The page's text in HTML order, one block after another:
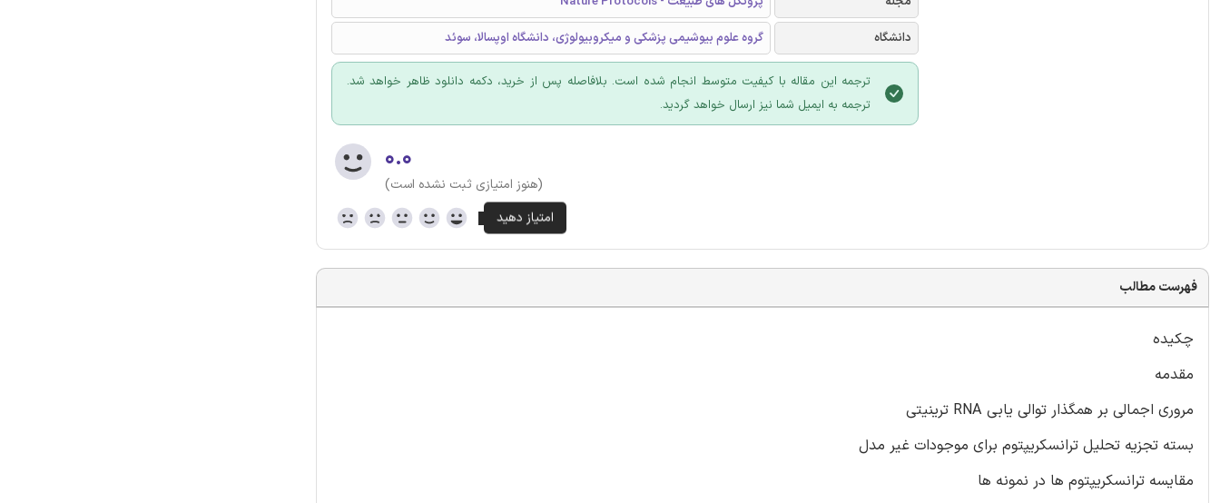
دانشگاه
گروه علوم بیوشیمی پزشکی و میکروبیولوژی، دانشگاه اوپسالا، سوئد
ترجمه این مقاله با کیفیت متوسط انجام شده است. بلافاصله پس از خرید، دکمه دانلود ظاهر خواهد شد.
ترجمه به ایمیل شما نیز ارسال خواهد گردید.
۰.۰
(هنوز امتیازی ثبت نشده است)
فهرست مطالب
چکیده
مقدمه
مروری اجمالی بر همگذار توالی یابی RNA ترینیتی
بسته تجزیه تحلیل ترانسکریپتوم برای موجودات غیر مدل
مقایسه ترانسکریپتوم ها در نمونه ها